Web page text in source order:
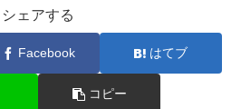
シェアする
Facebook はてブ
コピー